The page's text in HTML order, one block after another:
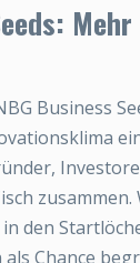
Business
den
Chance